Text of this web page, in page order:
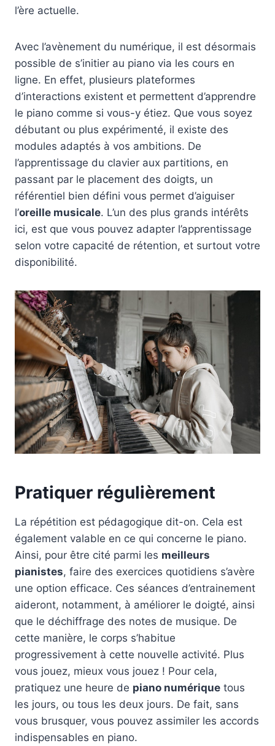
l’ère actuelle.
Avec l’avènement du numérique, il est désormais
possible de s’initier au piano via les cours en
ligne. En effet, plusieurs plateformes
d’interactions existent et permettent d’apprendre
le piano comme si vous-y étiez. Que vous soyez
débutant ou plus expérimenté, il existe des
modules adaptés à vos ambitions. De
l’apprentissage du clavier aux partitions, en
passant par le placement des doigts, un
référentiel bien défini vous permet d’aiguiser
l’oreille musicale. L’un des plus grands intérêts
ici, est que vous pouvez adapter l’apprentissage
selon votre capacité de rétention, et surtout votre
disponibilité.
Pratiquer régulièrement
La répétition est pédagogique dit-on. Cela est
également valable en ce qui concerne le piano.
Ainsi, pour être cité parmi les meilleurs
pianistes, faire des exercices quotidiens s’avère
une option efficace. Ces séances d’entrainement
aideront, notamment, à améliorer le doigté, ainsi
que le déchiffrage des notes de musique. De
cette manière, le corps s’habitue
progressivement à cette nouvelle activité. Plus
vous jouez, mieux vous jouez ! Pour cela,
pratiquez une heure de piano numérique tous
les jours, ou tous les deux jours. De fait, sans
vous brusquer, vous pouvez assimiler les accords
indispensables en piano.